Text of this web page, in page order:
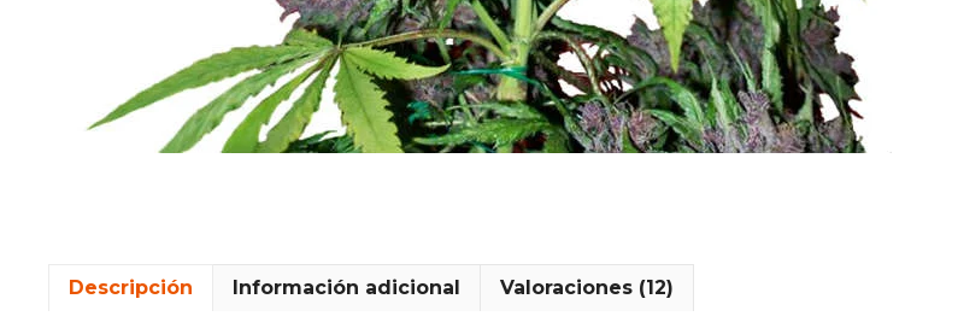
Descripción Información adicional Valoraciones (12)